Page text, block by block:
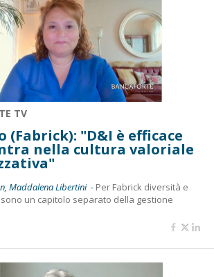
TV
(Fabrick): "D&I è efficace
nella cultura valoriale
Maddalena Libertini - Per Fabrick diversità e
un capitolo separato della gestione